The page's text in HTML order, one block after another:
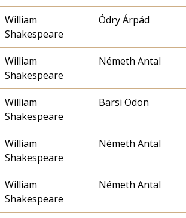
William
Shakespeare
Ódry Árpád
William
Shakespeare
Németh Antal
William
Shakespeare
Barsi Ödön
William
Shakespeare
Németh Antal
William
Shakespeare
Németh Antal